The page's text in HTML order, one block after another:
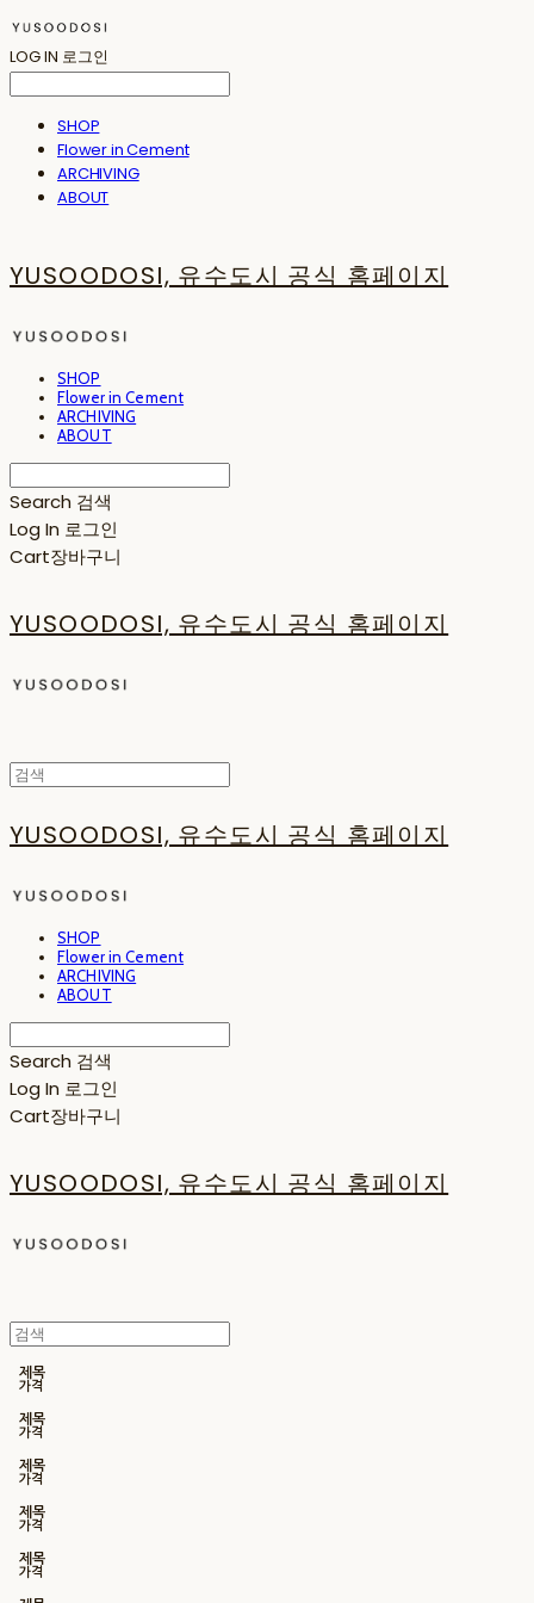
LOG IN 로그인
SHOP
Flower in Cement
ARCHIVING
ABOUT
YUSOODOSI, 유수도시 공식 홈페이지
SHOP
Flower in Cement
ARCHIVING
ABOUT
Search 검색
Log In 로그인
Cart장바구니
YUSOODOSI, 유수도시 공식 홈페이지
YUSOODOSI, 유수도시 공식 홈페이지
SHOP
Flower in Cement
ARCHIVING
ABOUT
Search 검색
Log In 로그인
Cart장바구니
YUSOODOSI, 유수도시 공식 홈페이지
제목
가격
제목
가격
제목
가격
제목
가격
제목
가격